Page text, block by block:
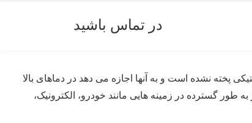
در تماس باشید
نشده است و به آنها اجازه می دهد در دماهای بالا
طور گسترده در زمینه هایی مانند خودرو، الکترونیک،